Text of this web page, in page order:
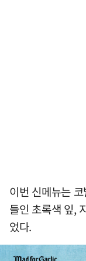
이번 신메뉴는
들인 초록색 잎,
었다.